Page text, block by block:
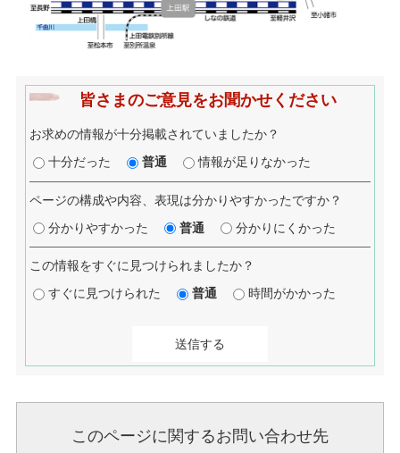
皆さまのご意見をお聞かせください
お求めの情報が十分掲載されていましたか？
十分だった
普通 情報が足りなかった
ページの構成や内容、表現は分かりやすかったですか？
分かりやすかった
普通 分かりにくかった
この情報をすぐに見つけられましたか？
すぐに見つけられた
普通 時間がかかった
このページに関するお問い合わせ先